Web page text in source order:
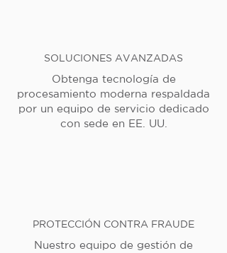
SOLUCIONES AVANZADAS
Obtenga tecnología de
procesamiento moderna respaldada
por un equipo de servicio dedicado
con sede en EE. UU.
PROTECCIÓN CONTRA FRAUDE
Nuestro equipo de gestión de